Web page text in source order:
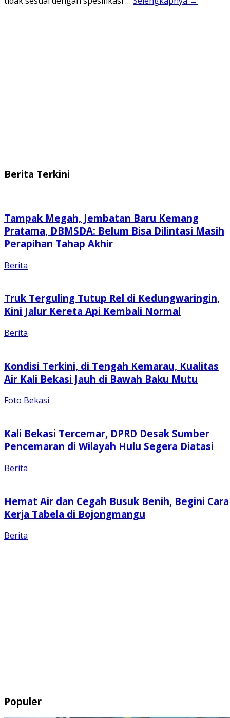
Berita Terkini
Tampak Megah, Jembatan Baru Kemang
Pratama, DBMSDA: Belum Bisa Dilintasi Masih
Perapihan Tahap Akhir
Berita
Truk Terguling Tutup Rel di Kedungwaringin,
Kini Jalur Kereta Api Kembali Normal
Berita
Kondisi Terkini, di Tengah Kemarau, Kualitas
Air Kali Bekasi Jauh di Bawah Baku Mutu
Foto Bekasi
Kali Bekasi Tercemar, DPRD Desak Sumber
Pencemaran di Wilayah Hulu Segera Diatasi
Berita
Hemat Air dan Cegah Busuk Benih, Begini Cara
Kerja Tabela di Bojongmangu
Berita
Populer